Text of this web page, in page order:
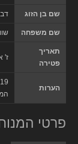
שם בן הזוג
שם משפחה
תאריך
פטירה
ז'
הערות
פרטי